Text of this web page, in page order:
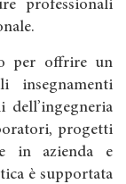
professionali
per offrire un
progetti
in azienda e
è supportata